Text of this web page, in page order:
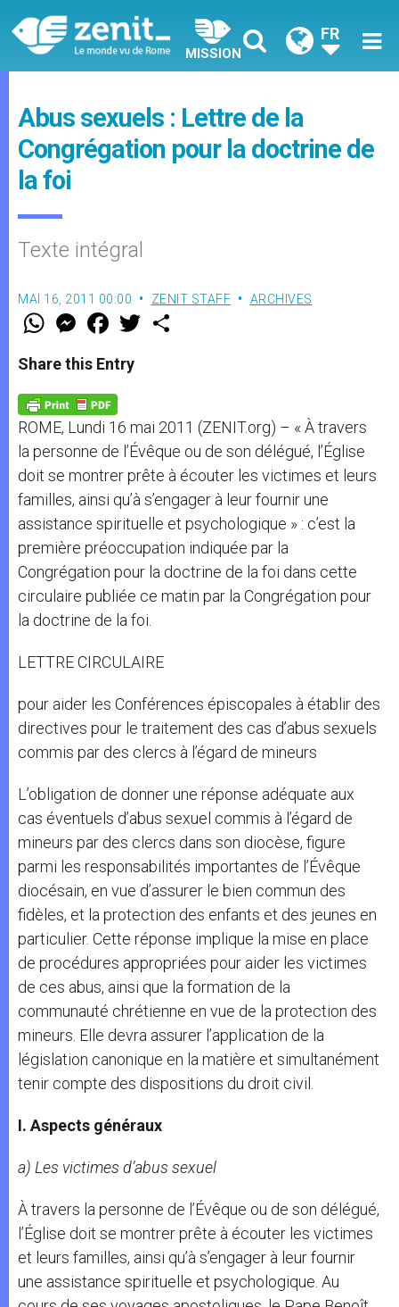
MISSION
FR
Abus sexuels : Lettre de la
Congrégation pour la doctrine de
la foi
Texte intégral
MAI 16, 2011 00:00 ZENIT STAFF ARCHIVES
W
t
s
p
p
M
e
s
e
g
e
r
F
a
e
b
o
k
w
Share this Entry
ROME, Lundi 16 mai 2011 (ZENIT.org) – « À travers
la personne de l’Évêque ou de son délégué, l’Église
doit se montrer prête à écouter les victimes et leurs
familles, ainsi qu’à s’engager à leur fournir une
assistance spirituelle et psychologique » : c’est la
première préoccupation indiquée par la
Congrégation pour la doctrine de la foi dans cette
circulaire publiée ce matin par la Congrégation pour
la doctrine de la foi.
LETTRE CIRCULAIRE
pour aider les Conférences épiscopales à établir des
directives pour le traitement des cas d’abus sexuels
commis par des clercs à l’égard de mineurs
L’obligation de donner une réponse adéquate aux
cas éventuels d’abus sexuel commis à l’égard de
mineurs par des clercs dans son diocèse, figure
parmi les responsabilités importantes de l’Évêque
diocésain, en vue d’assurer le bien commun des
fidèles, et la protection des enfants et des jeunes en
particulier. Cette réponse implique la mise en place
de procédures appropriées pour aider les victimes
de ces abus, ainsi que la formation de la
communauté chrétienne en vue de la protection des
mineurs. Elle devra assurer l’application de la
législation canonique en la matière et simultanément
tenir compte des dispositions du droit civil.
I. Aspects généraux
a) Les victimes d’abus sexuel
À travers la personne de l’Évêque ou de son délégué,
l’Église doit se montrer prête à écouter les victimes
et leurs familles, ainsi qu’à s’engager à leur fournir
une assistance spirituelle et psychologique. Au